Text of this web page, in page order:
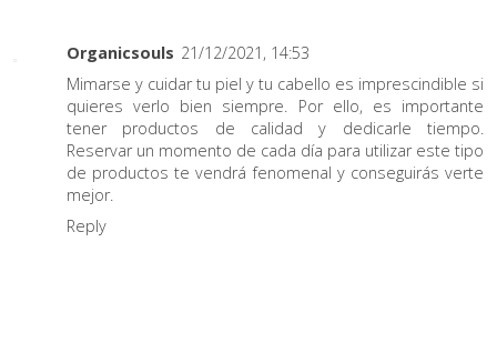
Organicsouls 21/12/2021, 14:53
Mimarse y cuidar tu piel y tu cabello es imprescindible si
quieres verlo bien siempre. Por ello, es importante
tener productos de calidad y dedicarle tiempo.
Reservar un momento de cada día para utilizar este tipo
de productos te vendrá fenomenal y conseguirás verte
mejor.
Reply